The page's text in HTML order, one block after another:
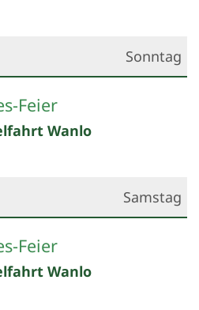
Sonntag
Feier
Wanlo
Samstag
Feier
Wanlo